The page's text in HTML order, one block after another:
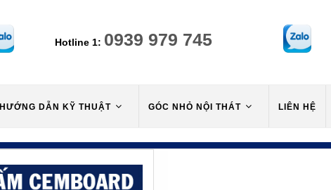
Hotline 1: 0939 979 745
HƯỚNG DẪN KỸ THUẬT GÓC NHỎ NỘI THÁT LIÊN HỆ